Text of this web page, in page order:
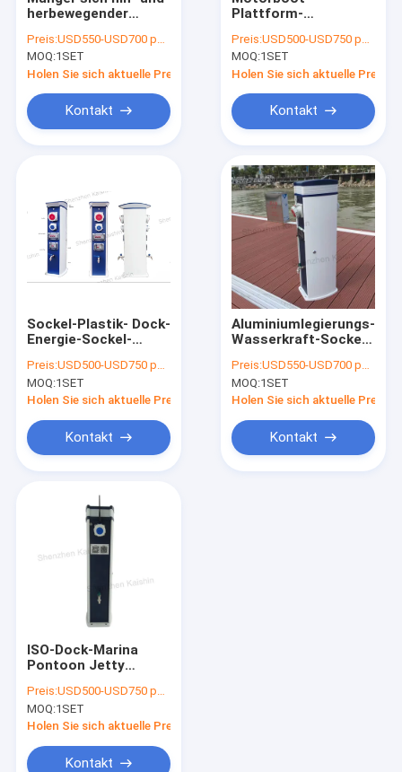
Produkte
Videos
Über uns
Nachrichten
herbewegender
Sockel mit
elektrischem LED-
Licht-Marine Bollards
Service Pedestal
Marina-Energie-
Sockel
Preis:USD550-USD700 per set
MOQ:1SET
Holen Sie sich aktuelle Preis
Kontakt
Plattform-
und Wasser-Sockel-
Pontons für Ponton-
Boots-Service-
Schiffspoller-Energie
und Wasser-Sockel
Preis:USD500-USD750 per set
MOQ:1SET
Holen Sie sich aktuelle Preis
Kontakt
Sockel-Plastik- Dock-
Energie-Sockel-
Bollards Service
Column Marina-
Energie-Sockel der
Leistung
Preis:USD500-USD750 per set
MOQ:1SET
Holen Sie sich aktuelle Preis
Kontakt
Aluminiumlegierungs-
Wasserkraft-Sockel-
Wasserkraft-Sockel-
Dock-Energie-
Wasser-Sockel für
Preis:USD550-USD700 per set
MOQ:1SET
Holen Sie sich aktuelle Preis
Kontakt
ISO-Dock-Marina
Pontoon Jetty
Energie-und Wasser-
Sockel-Wasserkraft-
Sockel-Wasserkraft-
Preis:USD500-USD750 per set
MOQ:1SET
Holen Sie sich aktuelle Preis
Kontakt